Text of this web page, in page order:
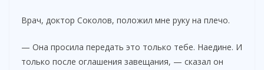
Врач, доктор Соколов, положил мне руку на плечо.
— Она просила передать это только тебе. Наедине. И
только после оглашения завещания, — сказал он